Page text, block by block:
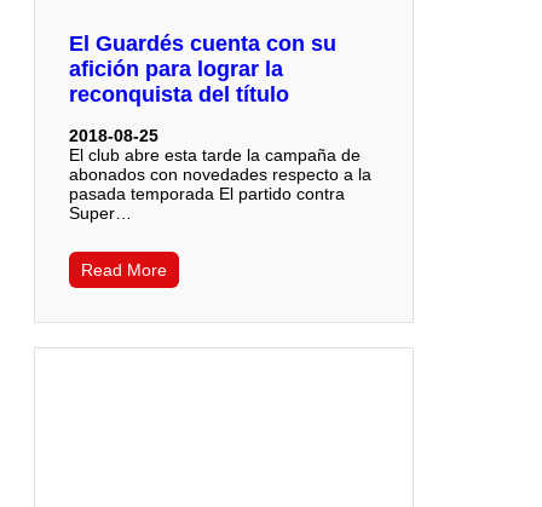
El Guardés cuenta con su
afición para lograr la
reconquista del título
2018-08-25
El club abre esta tarde la campaña de
abonados con novedades respecto a la
pasada temporada El partido contra
Super…
Read More